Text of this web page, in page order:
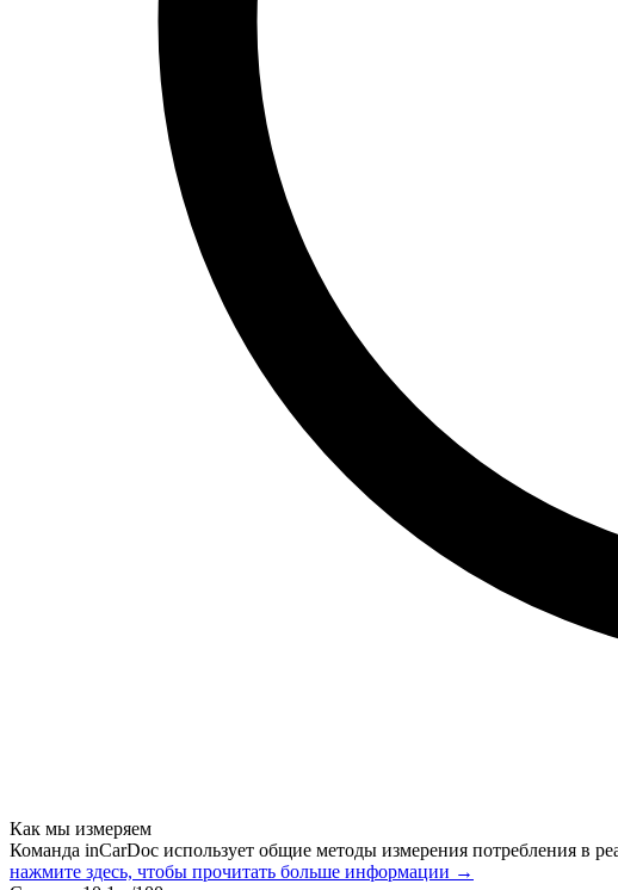
Как мы измеряем
Команда inCarDoc использует общие методы измерения потребления в
нажмите здесь, чтобы прочитать больше информации →